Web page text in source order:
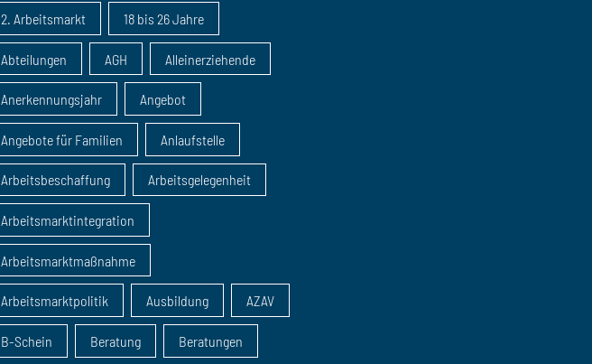
2. Arbeitsmarkt 18 bis 26 Jahre
Abteilungen AGH Alleinerziehende
Anerkennungsjahr Angebot
Angebote für Familien Anlaufstelle
Arbeitsbeschaffung Arbeitsgelegenheit
Arbeitsmarktintegration
Arbeitsmarktmaßnahme
Arbeitsmarktpolitik Ausbildung AZAV
B-Schein Beratung Beratungen